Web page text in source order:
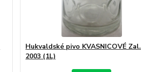
Hukvaldské pivo KVASNICOVÉ Zal.
2003 (1L)